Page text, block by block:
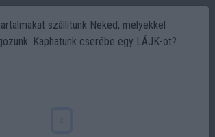
szállítunk Neked, melyekkel
Kaphatunk cserébe egy LÁJK-ot?